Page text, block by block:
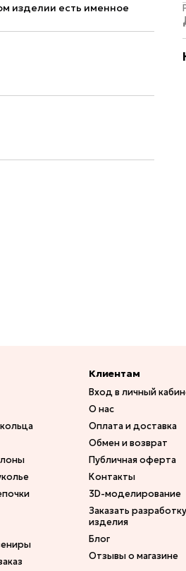
изделии есть именное
Клиентам
Вход в личный
О нас
Оплата и доставка
Обмен и возврат
Публичная оферта
Контакты
3D-моделирование
Заказать разработку
изделия
Блог
Отзывы о магазине